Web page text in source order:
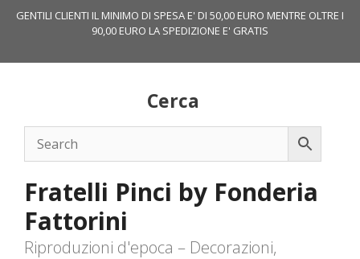
GENTILI CLIENTI IL MINIMO DI SPESA E' DI 50,00 EURO MENTRE OLTRE I
90,00 EURO LA SPEDIZIONE E' GRATIS
Cerca
Fratelli Pinci by Fonderia
Fattorini
Riproduzioni d'epoca – Decorazioni,